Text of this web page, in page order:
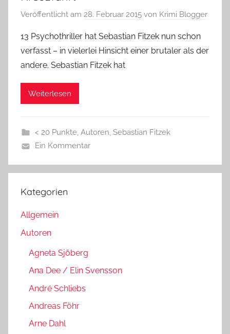
Veröffentlicht am 28. Februar 2015 von Krimi Blogger
13 Psychothriller hat Sebastian Fitzek nun schon
verfasst – in vielerlei Hinsicht einer brutaler als der
andere. Sebastian Fitzek hat
Weiterlesen
< 20 Punkte, Autoren, Sebastian Fitzek
Ein Kommentar
Kategorien
Allgemein
Autoren
Agneta Sjöberg
Ana Dee / Elin Svensson
André Schliebs
Andreas Föhr
Arne Dahl